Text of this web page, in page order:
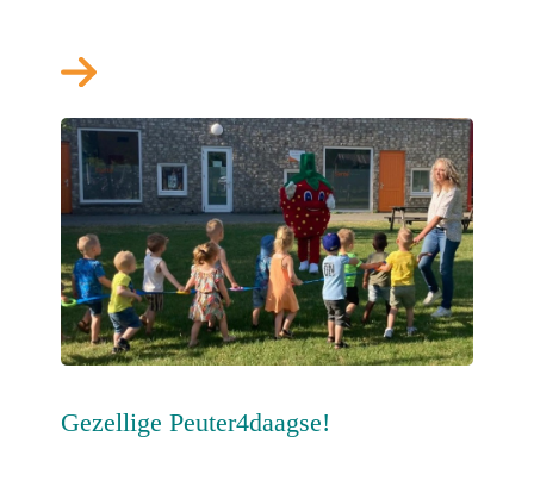
Gezellige Peuter4daagse!